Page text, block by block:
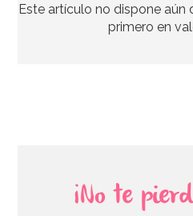
Este artículo no dispone aún
primero en
¡No te